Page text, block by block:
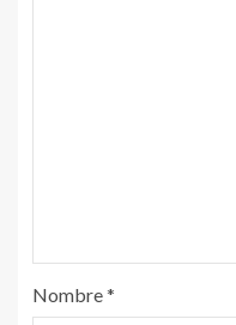
Nombre*